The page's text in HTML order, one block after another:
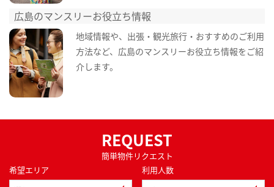
広島のマンスリーお役立ち情報
地域情報や、出張・観光旅行・おすすめのご利用
方法など、広島のマンスリーお役立ち情報をご紹
介します。
REQUEST
簡単物件リクエスト
希望エリア
利用人数